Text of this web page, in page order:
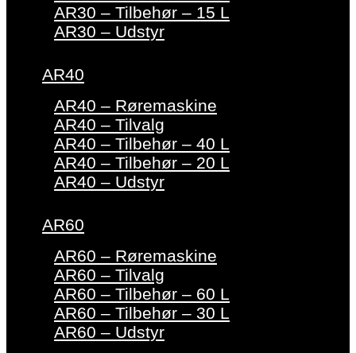
AR30 – Tilbehør – 15 L
AR30 – Udstyr
AR40
AR40 – Røremaskine
AR40 – Tilvalg
AR40 – Tilbehør – 40 L
AR40 – Tilbehør – 20 L
AR40 – Udstyr
AR60
AR60 – Røremaskine
AR60 – Tilvalg
AR60 – Tilbehør – 60 L
AR60 – Tilbehør – 30 L
AR60 – Udstyr